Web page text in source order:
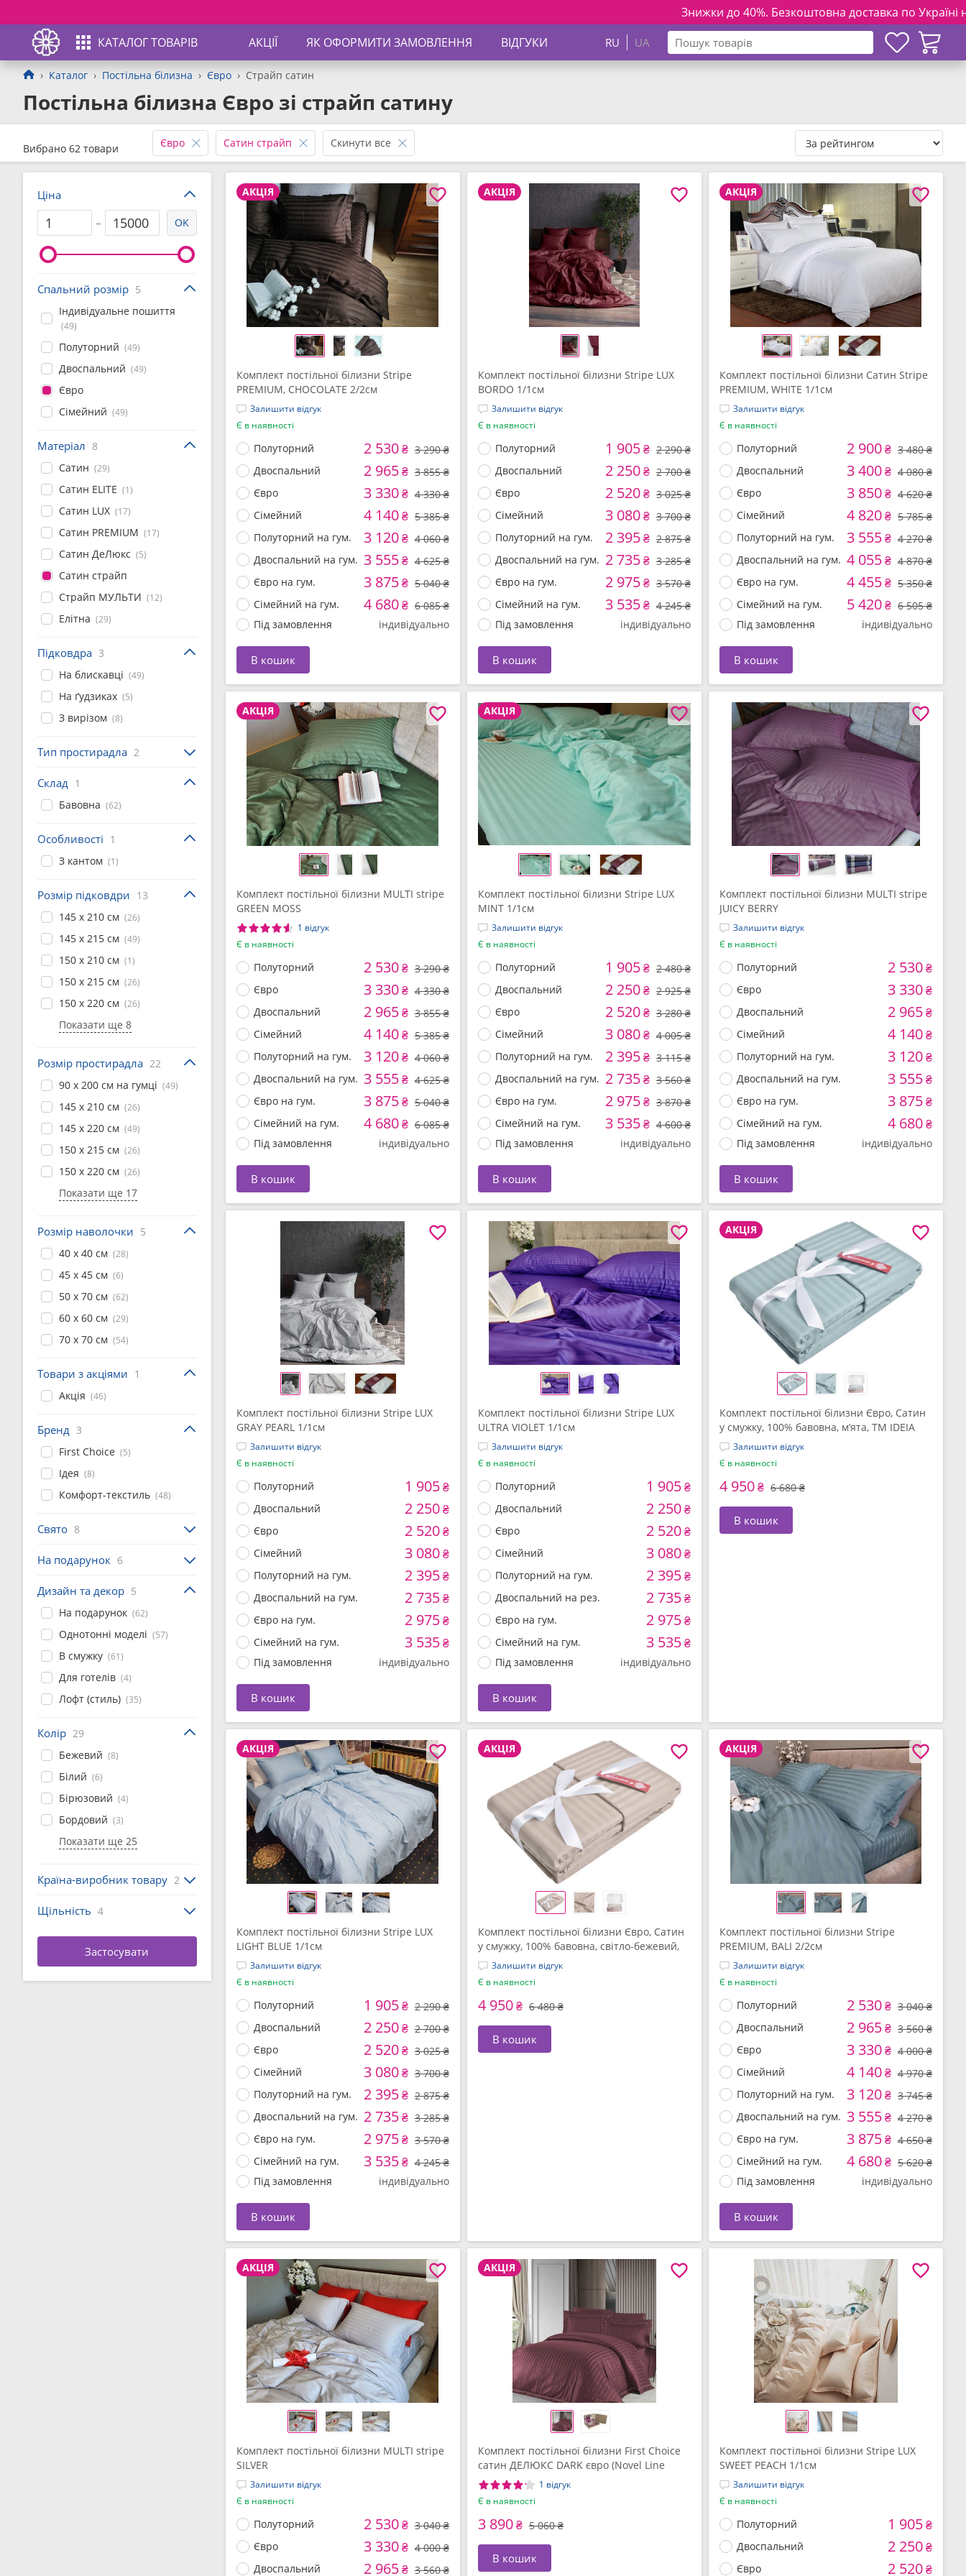
Знижки до 40%. Безкоштовна доставка по Україні на замовлення
КАТАЛОГ ТОВАРІВ
АКЦІЇ ЯК ОФОРМИТИ ЗАМОВЛЕННЯ ВІДГУКИ RU UA
Каталог Постільна білизна Євро Страйп сатин
Постільна білизна Євро зі страйп сатину
Вибрано 62 товари Євро Сатин страйп Скинути все
АКЦІЯ
Комплект постільної білизни Stripe
PREMIUM, CHOCOLATE 2/2см
Залишити відгук
Є в наявності
Полуторний 2 530₴ 3 290 ₴
Двоспальний
2 965₴ 3 855 ₴
Євро
3 330₴ 4 330 ₴
Сімейний
4 140₴ 5 385 ₴
Полуторний на гум.
3 120₴ 4 060 ₴
Двоспальний на гум. 3 555₴ 4 625 ₴
Євро на гум.
3 875₴ 5 040 ₴
Сімейний на гум.
4 680₴ 6 085 ₴
Під замовлення
індивідуально
В кошик
АКЦІЯ
Комплект постільної білизни Stripe LUX
BORDO 1/1см
Залишити відгук
Є в наявності
Полуторний 1 905₴ 2 290 ₴
Двоспальний
2 250₴ 2 700 ₴
Євро
2 520₴ 3 025 ₴
Сімейний
3 080₴ 3 700 ₴
Полуторний на гум.
2 395₴ 2 875 ₴
Двоспальний на гум. 2 735₴ 3 285 ₴
Євро на гум.
2 975₴ 3 570 ₴
Сімейний на гум.
3 535₴ 4 245 ₴
Під замовлення
індивідуально
В кошик
АКЦІЯ
Комплект постільної білизни Сатин Stripe
PREMIUM, WHITE 1/1см
Залишити відгук
Є в наявності
Полуторний 2 900₴ 3 480 ₴
Двоспальний
3 400₴ 4 080 ₴
Євро
3 850₴ 4 620 ₴
Сімейний
4 820₴ 5 785 ₴
Полуторний на гум.
3 555₴ 4 270 ₴
Двоспальний на гум. 4 055₴ 4 870 ₴
Євро на гум.
4 455₴ 5 350 ₴
Сімейний на гум.
5 420₴ 6 505 ₴
Під замовлення
індивідуально
В кошик
АКЦІЯ
Комплект постільної білизни MULTI stripe
GREEN MOSS
1 відгук
Є в наявності
Полуторний 2 530₴ 3 290 ₴
Євро
3 330₴ 4 330 ₴
Двоспальний
2 965₴ 3 855 ₴
Сімейний
4 140₴ 5 385 ₴
Полуторний на гум.
3 120₴ 4 060 ₴
Двоспальний на гум. 3 555₴ 4 625 ₴
Євро на гум.
3 875₴ 5 040 ₴
Сімейний на гум.
4 680₴ 6 085 ₴
Під замовлення
індивідуально
В кошик
АКЦІЯ
Комплект постільної білизни Stripe LUX
MINT 1/1см
Залишити відгук
Є в наявності
Полуторний 1 905₴ 2 480 ₴
Двоспальний
2 250₴ 2 925 ₴
Євро
2 520₴ 3 280 ₴
Сімейний
3 080₴ 4 005 ₴
Полуторний на гум.
2 395₴ 3 115 ₴
Двоспальний на гум. 2 735₴ 3 560 ₴
Євро на гум.
2 975₴ 3 870 ₴
Сімейний на гум.
3 535₴ 4 600 ₴
Під замовлення
індивідуально
В кошик
Комплект постільної білизни MULTI stripe
JUICY BERRY
Залишити відгук
Є в наявності
Полуторний 2 530₴
Євро 3 330₴
Двоспальний 2 965₴
Сімейний 4 140₴
Полуторний на гум. 3 120₴
Двоспальний на гум. 3 555₴
Євро на гум. 3 875₴
Сімейний на гум. 4 680₴
Під замовлення індивідуально
В кошик
Комплект постільної білизни Stripe LUX
GRAY PEARL 1/1см
Залишити відгук
Є в наявності
Полуторний 1 905₴
Двоспальний 2 250₴
Євро 2 520₴
Сімейний 3 080₴
Полуторний на гум. 2 395₴
Двоспальний на гум. 2 735₴
Євро на гум. 2 975₴
Сімейний на гум. 3 535₴
Під замовлення індивідуально
В кошик
Комплект постільної білизни Stripe LUX
ULTRA VIOLET 1/1см
Залишити відгук
Є в наявності
Полуторний 1 905₴
Двоспальний 2 250₴
Євро 2 520₴
Сімейний 3 080₴
Полуторний на гум. 2 395₴
Двоспальний на рез. 2 735₴
Євро на гум. 2 975₴
Сімейний на гум. 3 535₴
Під замовлення індивідуально
В кошик
АКЦІЯ
Комплект постільної білизни Євро, Сатин
у смужку, 100% бавовна, м’ята, ТМ IDEIA
Залишити відгук
Є в наявності
4 950₴ 6 680 ₴
В кошик
АКЦІЯ
Комплект постільної білизни Stripe LUX
LIGHT BLUE 1/1см
Залишити відгук
Є в наявності
Полуторний 1 905₴ 2 290 ₴
Двоспальний
2 250₴ 2 700 ₴
Євро
2 520₴ 3 025 ₴
Сімейний
3 080₴ 3 700 ₴
Полуторний на гум.
2 395₴ 2 875 ₴
Двоспальний на гум. 2 735₴ 3 285 ₴
Євро на гум.
2 975₴ 3 570 ₴
Сімейний на гум.
3 535₴ 4 245 ₴
Під замовлення
індивідуально
В кошик
АКЦІЯ
Комплект постільної білизни Євро, Сатин
у смужку, 100% бавовна, світло-бежевий,
ТМ IDEIA
Залишити відгук
Є в наявності
4 950₴ 6 480 ₴
В кошик
АКЦІЯ
Комплект постільної білизни Stripe
PREMIUM, BALI 2/2см
Залишити відгук
Є в наявності
Полуторний 2 530₴ 3 040 ₴
Двоспальний
2 965₴ 3 560 ₴
Євро
3 330₴ 4 000 ₴
Сімейний
4 140₴ 4 970 ₴
Полуторний на гум.
3 120₴ 3 745 ₴
Двоспальний на гум. 3 555₴ 4 270 ₴
Євро на гум.
3 875₴ 4 650 ₴
Сімейний на гум.
4 680₴ 5 620 ₴
Під замовлення
індивідуально
В кошик
АКЦІЯ
Комплект постільної білизни MULTI stripe
SILVER
Залишити відгук
Є в наявності
Полуторний 2 530₴ 3 040 ₴
Євро
3 330₴ 4 000 ₴
Двоспальний
2 965₴ 3 560 ₴
АКЦІЯ
Комплект постільної білизни First Choice
сатин ДЕЛЮКС DARK євро (Novel Line
Rose)
1 відгук
Є в наявності
3 890₴ 5 060 ₴
В кошик
Комплект постільної білизни Stripe LUX
SWEET PEACH 1/1см
Залишити відгук
Є в наявності
Полуторний 1 905₴
Двоспальний 2 250₴
Євро 2 520₴
Ціна
–
OK
Спальний розмір 5
Індивідуальне пошиття
(49)
Полуторний (49)
Двоспальний (49)
Євро
Сімейний (49)
Матеріал 8
Сатин (29)
Сатин ELITE (1)
Сатин LUX (17)
Сатин PREMIUM (17)
Сатин ДеЛюкс (5)
Сатин страйп
Страйп МУЛЬТИ (12)
Елітна (29)
Підковдра 3
На блискавці (49)
На ґудзиках (5)
З вирізом (8)
Тип простирадла 2
Склад 1
Бавовна (62)
Особливості 1
З кантом (1)
Розмір підковдри 13
145 x 210 см (26)
145 x 215 см (49)
150 x 210 см (1)
150 x 215 см (26)
150 x 220 см (26)
Показати ще 8
Розмір простирадла 22
90 x 200 см на гумці (49)
145 x 210 см (26)
145 x 220 см (49)
150 x 215 см (26)
150 x 220 см (26)
Показати ще 17
Розмір наволочки 5
40 x 40 см (28)
45 x 45 см (6)
50 x 70 см (62)
60 x 60 см (29)
70 x 70 см (54)
Товари з акціями 1
Акція (46)
Бренд 3
First Choice (5)
Ідея (8)
Комфорт-текстиль (48)
Свято 8
На подарунок 6
Дизайн та декор 5
На подарунок (62)
Однотонні моделі (57)
В смужку (61)
Для готелів (4)
Лофт (стиль) (35)
Колір 29
Бежевий (8)
Білий (6)
Бірюзовий (4)
Бордовий (3)
Показати ще 25
Країна-виробник товару 2
Щільність 4